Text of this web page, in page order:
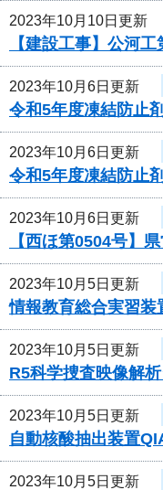
2023年10月10日更新
【建設工事】公河
2023年10月6日更新
令和5年度凍結防止
2023年10月6日更新
令和5年度凍結防止
2023年10月6日更新
【西ほ第0504号】
2023年10月5日更新
情報教育総合実習
2023年10月5日更新
R5科学捜査映像解
2023年10月5日更新
自動核酸抽出装置
2023年10月5日更新